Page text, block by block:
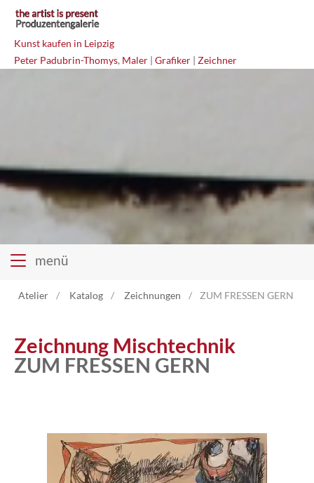
Kunst kaufen in Leipzig
Peter Padubrin-Thomys, Maler | Grafiker | Zeichner
menü
Atelier
Atelier Katalog Zeichnungen ZUM FRESSEN GERN
Zeichnung Mischtechnik
ZUM FRESSEN GERN